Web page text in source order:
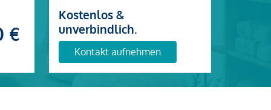
€
Kostenlos &
unverbindlich.
Kontakt aufnehmen